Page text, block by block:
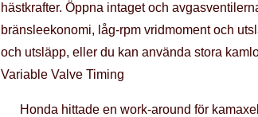
hästkrafter. Öppna intaget och
bränsleekonomi, låg-rpm vridmoment och
och utsläpp, eller du kan använda stora
Variable Valve Timing
Honda hittade en work-around för